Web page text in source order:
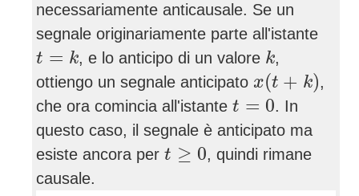
necessariamente anticausale. Se un
segnale originariamente parte all'istante
t = k
t k , e lo anticipo di un valore k
k,
ottiengo un segnale anticipato x(t + k)
(t+ k
,
che ora comincia all'istante t = 0
t=
. In
questo caso, il segnale è anticipato ma
esiste ancora per t ≥ 0
t≥0
, quindi rimane
causale.